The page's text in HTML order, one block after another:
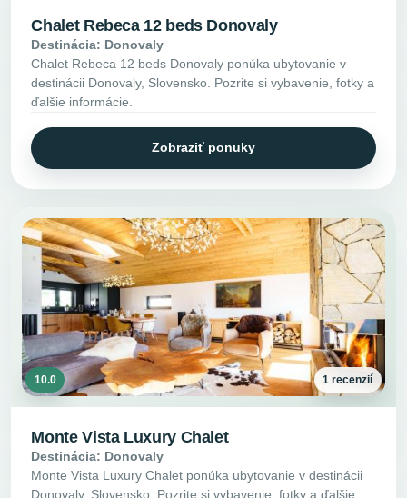
Chalet Rebeca 12 beds Donovaly
Destinácia: Donovaly
Chalet Rebeca 12 beds Donovaly ponúka ubytovanie v
destinácii Donovaly, Slovensko. Pozrite si vybavenie, fotky a
ďalšie informácie.
Zobraziť ponuky
10.0 1 recenzií
Monte Vista Luxury Chalet
Destinácia: Donovaly
Monte Vista Luxury Chalet ponúka ubytovanie v destinácii
Donovaly, Slovensko. Pozrite si vybavenie, fotky a ďalšie